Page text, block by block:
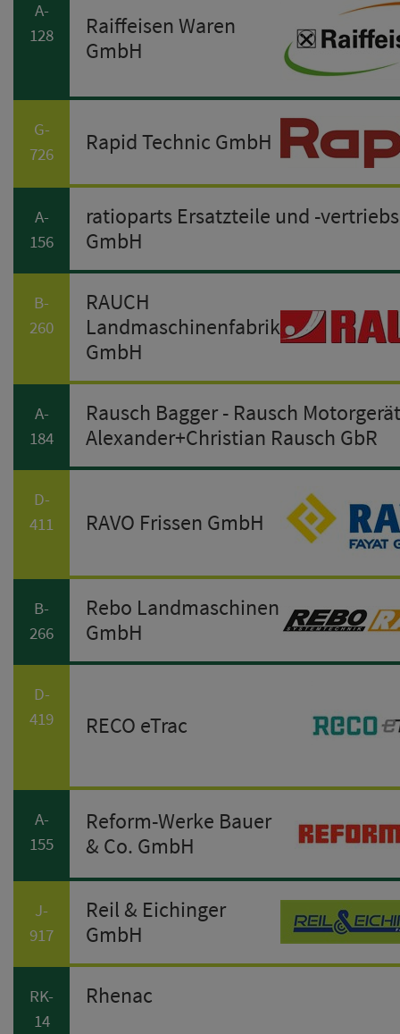
A-
128
Raiffeisen Waren
GmbH
G-
726
Rapid Technic GmbH
A-
156
ratioparts Ersatzteile und -vertriebs
GmbH
B-
260
RAUCH
Landmaschinenfabrik
GmbH
A-
184
Rausch Bagger - Rausch
Alexander+Christian Rausch GbR
D-
411
RAVO Frissen GmbH
B-
266
Rebo Landmaschinen
GmbH
D-
419
RECO eTrac
A-
155
Reform-Werke Bauer
& Co. GmbH
J-
917
Reil & Eichinger
GmbH
RK-
14
Rhenac